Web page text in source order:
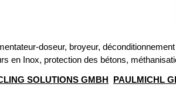
doseur, broyeur,
en Inox, protection des bétons,
SOLUTIONS GMBH PAULMICHL